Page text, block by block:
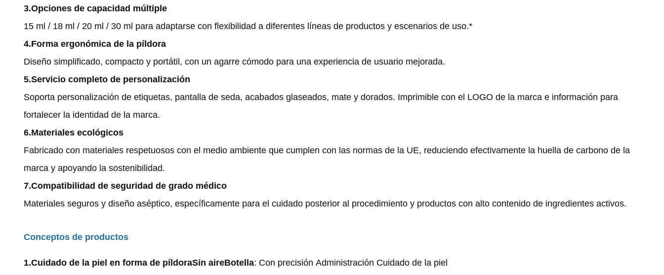
3.Opciones de capacidad múltiple
15 ml / 18 ml / 20 ml / 30 ml para adaptarse con flexibilidad a diferentes líneas de productos y escenarios de uso.*
4.Forma ergonómica de la píldora
Diseño simplificado, compacto y portátil, con un agarre cómodo para una experiencia de usuario mejorada.
5.Servicio completo de personalización
Soporta personalización de etiquetas, pantalla de seda, acabados glaseados, mate y dorados. Imprimible con el LOGO de la marca e información para
fortalecer la identidad de la marca.
6.Materiales ecológicos
Fabricado con materiales respetuosos con el medio ambiente que cumplen con las normas de la UE, reduciendo efectivamente la huella de carbono de la
marca y apoyando la sostenibilidad.
7.Compatibilidad de seguridad de grado médico
Materiales seguros y diseño aséptico, específicamente para el cuidado posterior al procedimiento y productos con alto contenido de ingredientes activos.
Conceptos de productos
1.Cuidado de la piel en forma de píldoraSin aireBotella: Con precisión Administración Cuidado de la piel